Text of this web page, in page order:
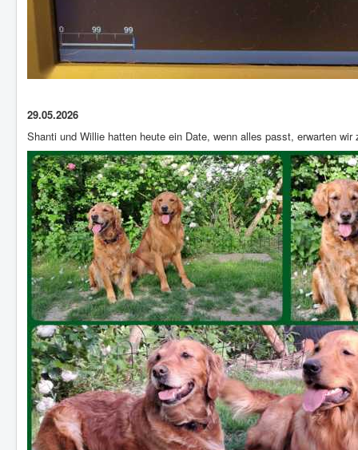
29.05.2026
Shanti und Willie hatten heute ein Date, wenn alles passt, erwarten